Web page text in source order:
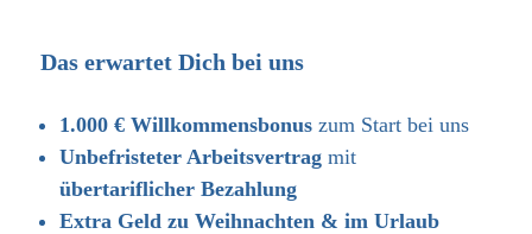
Das erwartet Dich bei uns
1.000 € Willkommensbonus zum Start bei uns
Unbefristeter Arbeitsvertrag mit
übertariflicher Bezahlung
Extra Geld zu Weihnachten & im Urlaub